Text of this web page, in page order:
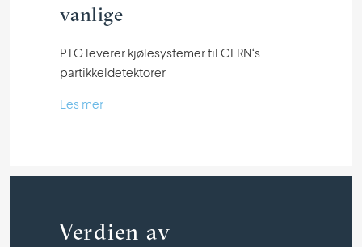
vanlige
PTG leverer kjøle­sys­temer til CERN‘s
partikkeldetektorer
Les mer
Verdien av